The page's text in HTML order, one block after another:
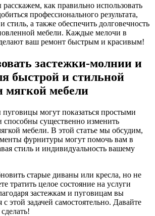
как правильно использовать
профессионального результата,
стиль, а также обеспечить долговечность
мебели. Каждые мелочи в
ваш ремонт быстрым и красивым!
застежки-молнии и
быстрой и стильной
мягкой мебели
могут показаться простыми
способны существенно изменить
мебели. В этой статье мы обсудим,
фурнитуры могут помочь вам в
стиль и индивидуальность вашему
старые диваны или кресла, но не
тратить целое состояние на услуги
застежкам и пуговицам вы
с этой задачей самостоятельно. Давайте